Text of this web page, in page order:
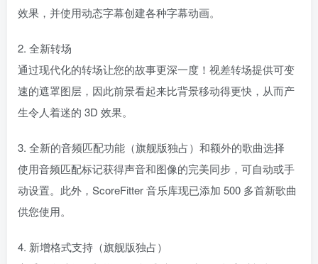
效果，并使用动态字幕创建各种字幕动画。
2. 全新转场
通过现代化的转场让您的故事更深一度！视差转场提供可变
速的遮罩图层，因此前景看起来比背景移动得更快，从而产
生令人着迷的 3D 效果。
3. 全新的音频匹配功能（旗舰版独占）和额外的歌曲选择
使用音频匹配标记获得声音和图像的完美同步，可自动或手
动设置。此外，ScoreFitter 音乐库现已添加 500 多首新歌曲
供您使用。
4. 新增格式支持（旗舰版独占）